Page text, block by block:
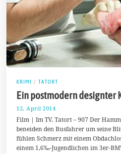
KRIMI / TATORT
Ein postmodern designter
12. April 2014
7
.
A
p
r
Film | Im TV. Tatort – 907 Der
beneiden den Busfahrer um seine
fühlen Schmerz mit einem
einem 1,6‰-Jugendlichen im 3er-